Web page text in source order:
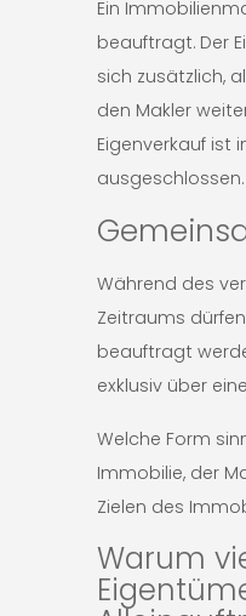
Ein
beauftragt. Der
sich zusätzlich,
den Makler
Eigenverkauf ist
ausgeschlossen.
Während des
Zeitraums
beauftragt
exklusiv über
Welche Form
Immobilie, der
Zielen des
Warum